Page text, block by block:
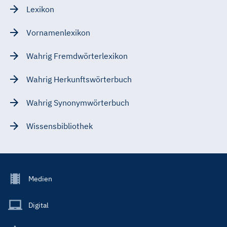
Lexikon
Vornamenlexikon
Wahrig Fremdwörterlexikon
Wahrig Herkunftswörterbuch
Wahrig Synonymwörterbuch
Wissensbibliothek
Footer
Main
Medien
Digital